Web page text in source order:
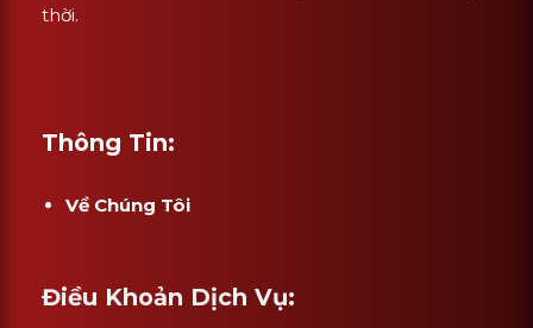
thời.
Thông Tin:
Về Chúng Tôi
Điều Khoản Dịch Vụ: